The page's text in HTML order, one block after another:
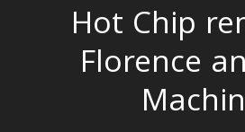
Hot Chip
Florence